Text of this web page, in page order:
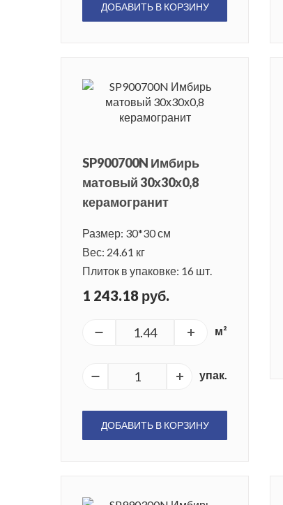
ДОБАВИТЬ В КОРЗИНУ
SP900700N Имбирь
матовый 30х30х0,8
керамогранит
Размер: 30*30 см
Вес: 24.61 кг
Плиток в упаковке: 16 шт.
1 243.18 руб.
м²
упак.
ДОБАВИТЬ В КОРЗИНУ